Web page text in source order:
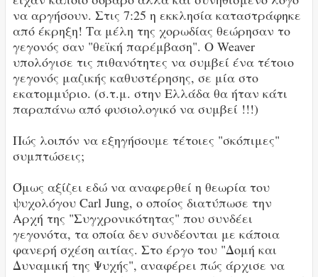
να αργήσουν. Στις 7:25 η εκκλησία καταστράφηκε
από έκρηξη! Τα μέλη της χορωδίας θεώρησαν το
γεγονός σαν "θεϊκή παρέμβαση". Ο Weaver
υπολόγισε τις πιθανότητες να συμβεί ένα τέτοιο
γεγονός μαζικής καθυστέρησης, σε μία στο
εκατομμύριο. (σ.τ.μ. στην Ελλάδα θα ήταν κάτι
παραπάνω από φυσιολογικό να συμβεί !!!)
Πώς λοιπόν να εξηγήσουμε τέτοιες "σκόπιμες"
συμπτώσεις;
Όμως αξίζει εδώ να αναφερθεί η θεωρία του
ψυχολόγου Carl Jung, ο οποίος διατύπωσε την
Αρχή της "Συγχρονικότητας" που συνδέει
γεγονότα, τα οποία δεν συνδέονται με κάποια
φανερή σχέση αιτίας. Στο έργο του "Δομή και
Δυναμική της Ψυχής", αναφέρει πώς άρχισε να